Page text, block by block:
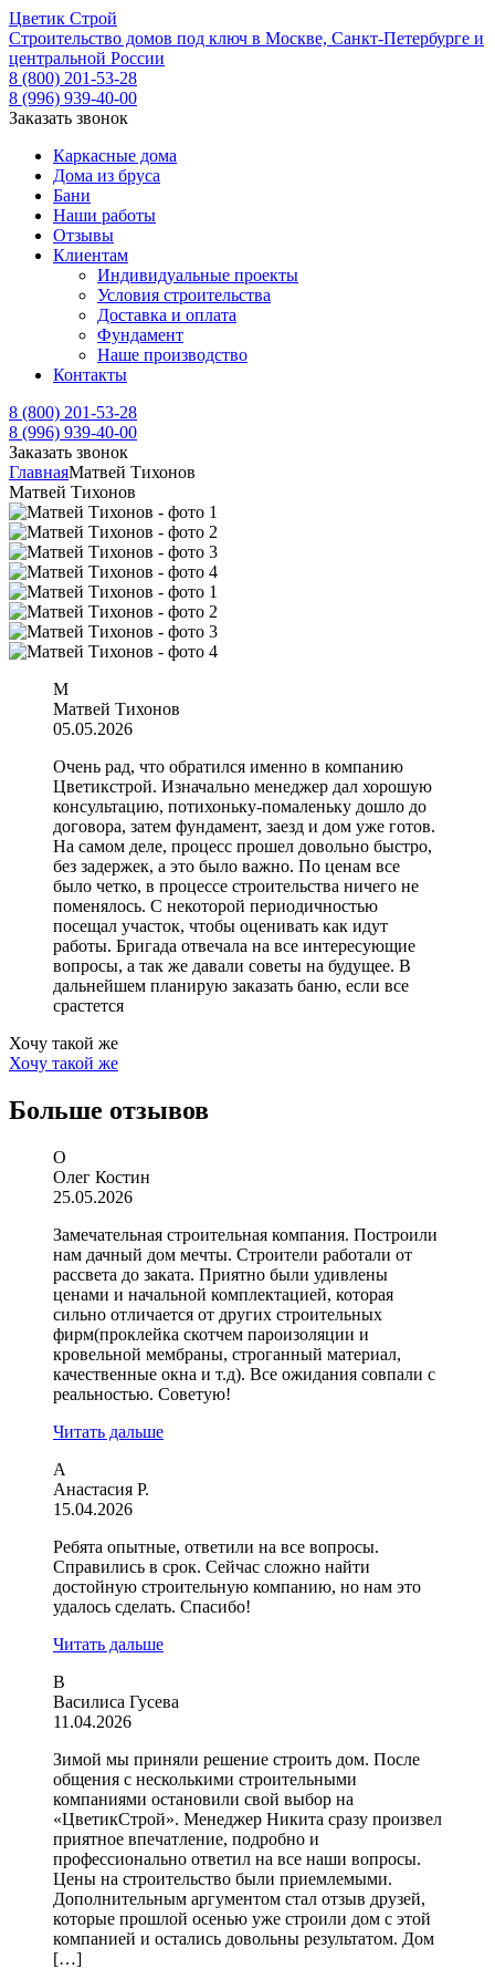
Цветик Строй
Строительство домов под ключ в Москве, Санкт-Петербурге и
центральной России
8 (800) 201-53-28
8 (996) 939-40-00
Заказать звонок
Каркасные дома
Дома из бруса
Бани
Наши работы
Отзывы
Клиентам
Индивидуальные проекты
Условия строительства
Доставка и оплата
Фундамент
Наше производство
Контакты
8 (800) 201-53-28
8 (996) 939-40-00
Заказать звонок
ГлавнаяМатвей Тихонов
Матвей Тихонов
М
Матвей Тихонов
05.05.2026
Очень рад, что обратился именно в компанию
Цветикстрой. Изначально менеджер дал хорошую
консультацию, потихоньку-помаленьку дошло до
договора, затем фундамент, заезд и дом уже готов.
На самом деле, процесс прошел довольно быстро,
без задержек, а это было важно. По ценам все
было четко, в процессе строительства ничего не
поменялось. С некоторой периодичностью
посещал участок, чтобы оценивать как идут
работы. Бригада отвечала на все интересующие
вопросы, а так же давали советы на будущее. В
дальнейшем планирую заказать баню, если все
срастется
Хочу такой же
Хочу такой же
Больше отзывов
О
Олег Костин
25.05.2026
Замечательная строительная компания. Построили
нам дачный дом мечты. Строители работали от
рассвета до заката. Приятно были удивлены
ценами и начальной комплектацией, которая
сильно отличается от других строительных
фирм(проклейка скотчем пароизоляции и
кровельной мембраны, строганный материал,
качественные окна и т.д). Все ожидания совпали с
реальностью. Советую!
Читать дальше
А
Анастасия Р.
15.04.2026
Ребята опытные, ответили на все вопросы.
Справились в срок. Сейчас сложно найти
достойную строительную компанию, но нам это
удалось сделать. Спасибо!
Читать дальше
В
Василиса Гусева
11.04.2026
Зимой мы приняли решение строить дом. После
общения с несколькими строительными
компаниями остановили свой выбор на
«ЦветикСтрой». Менеджер Никита сразу произвел
приятное впечатление, подробно и
профессионально ответил на все наши вопросы.
Цены на строительство были приемлемыми.
Дополнительным аргументом стал отзыв друзей,
которые прошлой осенью уже строили дом с этой
компанией и остались довольны результатом. Дом
[…]